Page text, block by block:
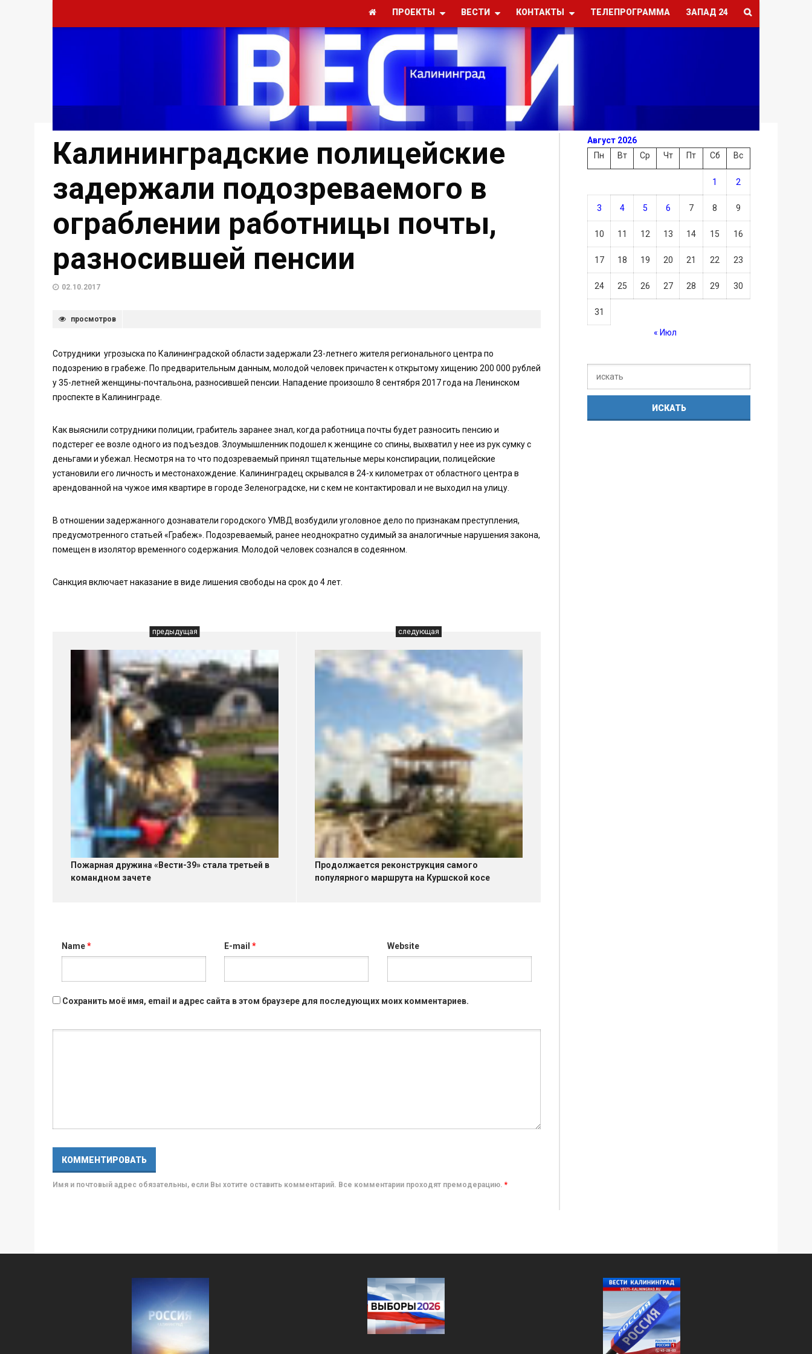
ПРОЕКТЫ ВЕСТИ КОНТАКТЫ ТЕЛЕПРОГРАММА ЗАПАД 24
Калининградские полицейские
задержали подозреваемого в
ограблении работницы почты,
разносившей пенсии
02.10.2017
просмотров
Сотрудники угрозыска по Калининградской области задержали 23-летнего жителя регионального центра по
подозрению в грабеже. По предварительным данным, молодой человек причастен к открытому хищению 200 000 рублей
у 35-летней женщины-почтальона, разносившей пенсии. Нападение произошло 8 сентября 2017 года на Ленинском
проспекте в Калининграде.
Как выяснили сотрудники полиции, грабитель заранее знал, когда работница почты будет разносить пенсию и
подстерег ее возле одного из подъездов. Злоумышленник подошел к женщине со спины, выхватил у нее из рук сумку с
деньгами и убежал. Несмотря на то что подозреваемый принял тщательные меры конспирации, полицейские
установили его личность и местонахождение. Калининградец скрывался в 24-х километрах от областного центра в
арендованной на чужое имя квартире в городе Зеленоградске, ни с кем не контактировал и не выходил на улицу.
В отношении задержанного дознаватели городского УМВД возбудили уголовное дело по признакам преступления,
предусмотренного статьей «Грабеж». Подозреваемый, ранее неоднократно судимый за аналогичные нарушения закона,
помещен в изолятор временного содержания. Молодой человек сознался в содеянном.
Санкция включает наказание в виде лишения свободы на срок до 4 лет.
предыдущая
Пожарная дружина «Вести-39» стала третьей в
командном зачете
следующая
Продолжается реконструкция самого
популярного маршрута на Куршской косе
Name* E-mail* Website
Сохранить моё имя, email и адрес сайта в этом браузере для последующих моих комментариев.
Имя и почтовый адрес обязательны, если Вы хотите оставить комментарий. Все комментарии проходят премодерацию. *
Август 2026
Пн
Вт Ср Чт Пт Сб Вс
1 2
3 4 5 6 7 8 9
10 11 12 13 14 15 16
17 18 19 20 21 22 23
24 25 26 27 28 29 30
31
« Июл